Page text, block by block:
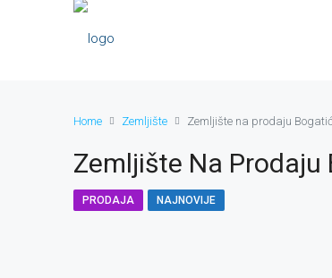
Home Zemljište Zemljište na prodaju Bogatić
Zemljište Na Prodaju
PRODAJA NAJNOVIJE